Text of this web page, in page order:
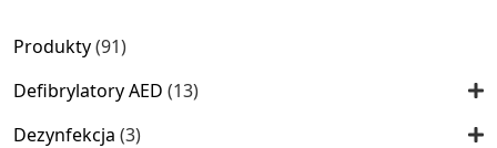
Produkty 9191
Defibrylatory AED 1313
Dezynfekcja 33